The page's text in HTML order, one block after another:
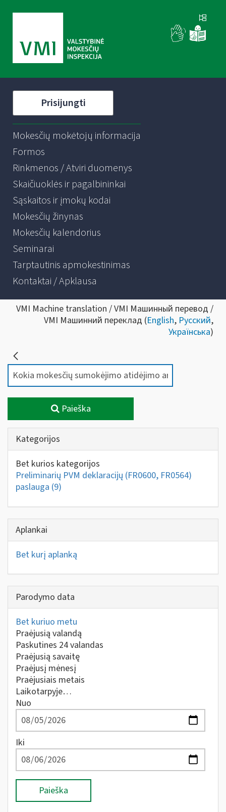
Prisijungti
Mokesčių mokėtojų informacija
Formos
Rinkmenos / Atviri duomenys
Skaičiuoklės ir pagalbininkai
Sąskaitos ir įmokų kodai
Mokesčių žinynas
Mokesčių kalendorius
Seminarai
Tarptautinis apmokestinimas
Kontaktai / Apklausa
VMI Machine translation / VMI Машинный перевод /
VMI Машинний переклад (English, Русский,
Українська)
Paieška
Kategorijos
Bet kurios kategorijos
Preliminarių PVM deklaracijų (FR0600, FR0564)
paslauga (9)
Aplankai
Bet kurį aplanką
Parodymo data
Bet kuriuo metu
Praėjusią valandą
Paskutines 24 valandas
Praėjusią savaitę
Praėjusį mėnesį
Praėjusiais metais
Laikotarpyje…
Nuo
Iki
Paieška